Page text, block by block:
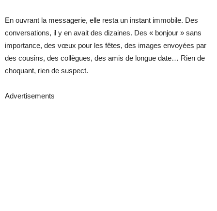
En ouvrant la messagerie, elle resta un instant immobile. Des
conversations, il y en avait des dizaines. Des « bonjour » sans
importance, des vœux pour les fêtes, des images envoyées par
des cousins, des collègues, des amis de longue date… Rien de
choquant, rien de suspect.
Advertisements